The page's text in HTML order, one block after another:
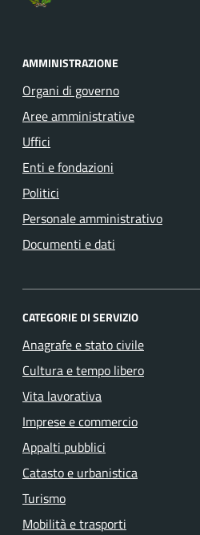
AMMINISTRAZIONE
Organi di governo
Aree amministrative
Uffici
Enti e fondazioni
Politici
Personale amministrativo
Documenti e dati
CATEGORIE DI SERVIZIO
Anagrafe e stato civile
Cultura e tempo libero
Vita lavorativa
Imprese e commercio
Appalti pubblici
Catasto e urbanistica
Turismo
Mobilità e trasporti